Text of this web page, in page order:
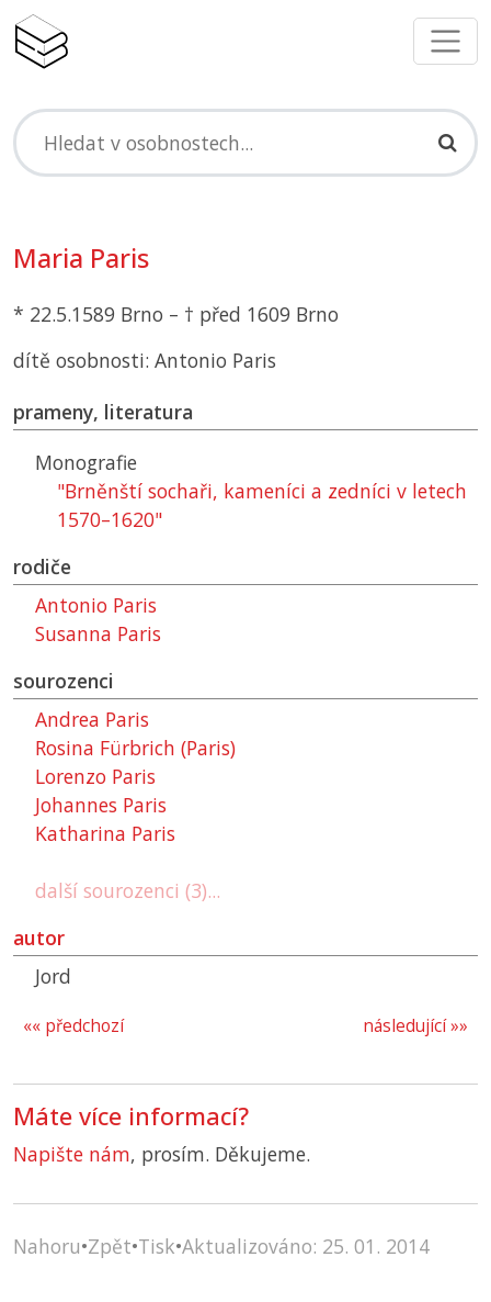
Maria Paris
* 22.5.1589 Brno – † před 1609 Brno
dítě osobnosti: Antonio Paris
prameny, literatura
Monografie
"Brněnští sochaři, kameníci a zedníci v letech
1570–1620"
rodiče
Antonio Paris
Susanna Paris
sourozenci
Andrea Paris
Rosina Fürbrich (Paris)
Lorenzo Paris
Johannes Paris
Katharina Paris
další sourozenci (3)...
autor
Jord
následující »»
«« předchozí
Máte více informací?
Napište nám, prosím. Děkujeme.
Nahoru•Zpět•Tisk•Aktualizováno: 25. 01. 2014